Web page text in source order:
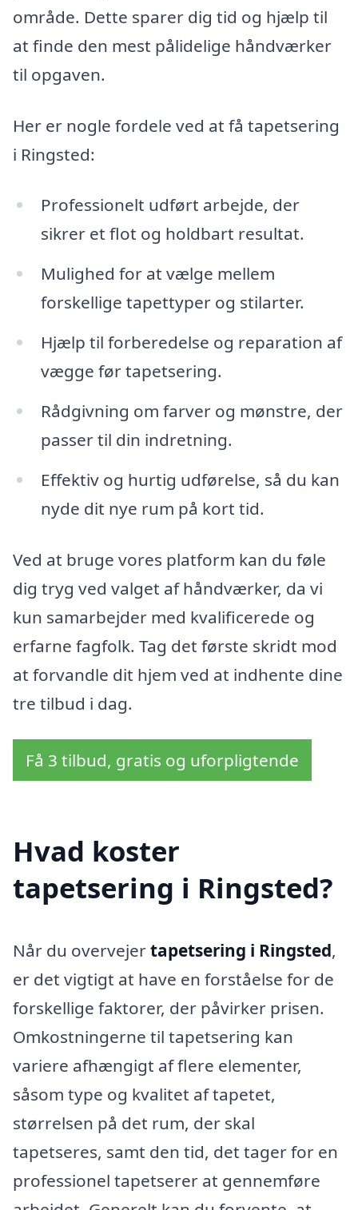
område. Dette sparer dig tid og hjælp til
at finde den mest pålidelige håndværker
til opgaven.
Her er nogle fordele ved at få tapetsering
i Ringsted:
Professionelt udført arbejde, der
sikrer et flot og holdbart resultat.
Mulighed for at vælge mellem
forskellige tapettyper og stilarter.
Hjælp til forberedelse og reparation af
vægge før tapetsering.
Rådgivning om farver og mønstre, der
passer til din indretning.
Effektiv og hurtig udførelse, så du kan
nyde dit nye rum på kort tid.
Ved at bruge vores platform kan du føle
dig tryg ved valget af håndværker, da vi
kun samarbejder med kvalificerede og
erfarne fagfolk. Tag det første skridt mod
at forvandle dit hjem ved at indhente dine
tre tilbud i dag.
Få 3 tilbud, gratis og uforpligtende
Hvad koster
tapetsering i Ringsted?
Når du overvejertapetsering i Ringsted,
er det vigtigt at have en forståelse for de
forskellige faktorer, der påvirker prisen.
Omkostningerne til tapetsering kan
variere afhængigt af flere elementer,
såsom type og kvalitet af tapetet,
størrelsen på det rum, der skal
tapetseres, samt den tid, det tager for en
professionel tapetserer at gennemføre